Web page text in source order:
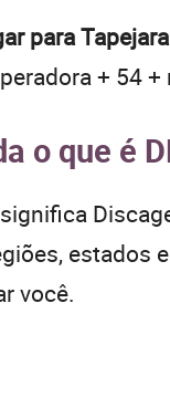
para
+ 54
o que é
estados
você.